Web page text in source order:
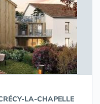
LA-CHAPELLE